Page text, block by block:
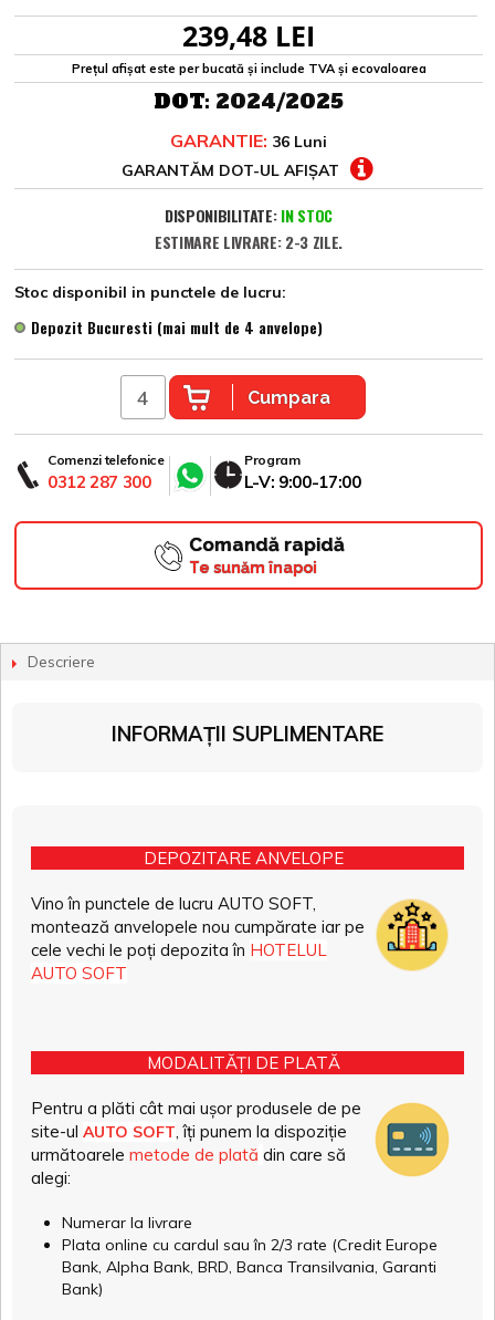
239,48 LEI
Prețul afișat este per bucată și include TVA și ecovaloarea
DOT: 2024/2025
GARANTIE: 36 Luni
GARANTĂM DOT-UL AFIȘAT
DISPONIBILITATE: IN STOC
ESTIMARE LIVRARE: 2-3 ZILE.
Stoc disponibil in punctele de lucru:
Depozit Bucuresti (mai mult de 4 anvelope)
Cumpara
Comenzi telefonice
0312 287 300
Program
L-V: 9:00-17:00
Comandă rapidă
Te sunăm înapoi
Descriere
INFORMAȚII SUPLIMENTARE
DEPOZITARE ANVELOPE
Vino în punctele de lucru AUTO SOFT,
montează anvelopele nou cumpărate iar pe
cele vechi le poți depozita în HOTELUL
AUTO SOFT
MODALITĂȚI DE PLATĂ
Pentru a plăti cât mai ușor produsele de pe
site-ul AUTO SOFT, îți punem la dispoziție
următoarele metode de plată din care să
alegi:
Numerar la livrare
Plata online cu cardul sau în 2/3 rate (Credit Europe
Bank, Alpha Bank, BRD, Banca Transilvania, Garanti
Bank)